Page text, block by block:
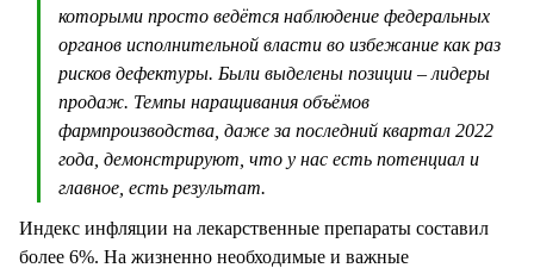
которыми просто ведётся наблюдение федеральных
органов исполнительной власти во избежание как раз
рисков дефектуры. Были выделены позиции – лидеры
продаж. Темпы наращивания объёмов
фармпроизводства, даже за последний квартал 2022
года, демонстрируют, что у нас есть потенциал и
главное, есть результат.
Индекс инфляции на лекарственные препараты составил
более 6%. На жизненно необходимые и важные